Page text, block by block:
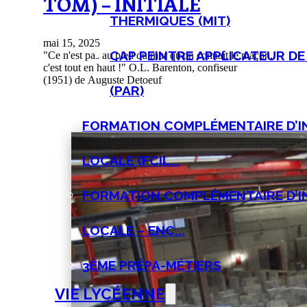
THERMIQUES (MIT)
CAP PEINTRE APPLICATEUR
(PAR)
FORMATION COMPLÉMENTAIRE
LOCALE (FCIL...
FORMATION COMPLÉMENTAIRE
LOCALE – ENC...
3ÈME PRÉPA-MÉTIERS
VIE LYCÉENNE
mai 15, 2025
"Ce n'est pas au pied du mur qu'on connaît le maçon,
c'est tout en haut !" O.L. Barenton, confiseur
(1951) de Auguste Detoeuf